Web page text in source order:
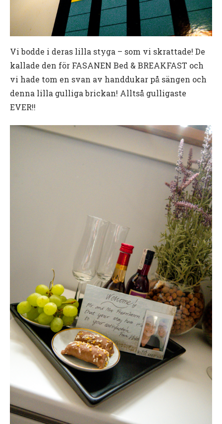
Vi bodde i deras lilla styga – som vi skrattade! De
kallade den för FASANEN Bed & BREAKFAST och
vi hade tom en svan av handdukar på sängen och
denna lilla gulliga brickan! Alltså gulligaste
EVER!!